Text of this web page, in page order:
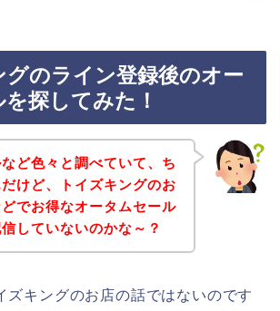
グのライン登録後のオー
探してみた！
ど色々と調べていて、ち
けど、トイズキングのお
でお得なオータムセール
していないのかな～？
ズキングのお店の話ではないのです